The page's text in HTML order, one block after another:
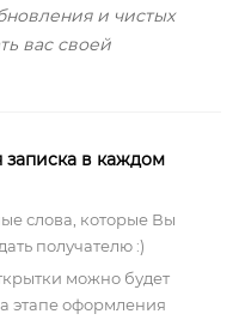
и чистых
вас своей
записка в каждом
слова, которые Вы
получателю :)
можно будет
этапе оформления